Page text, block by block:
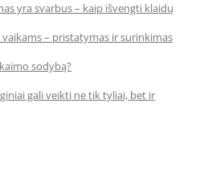
yra svarbus – kaip išvengti klaidų
– pristatymas ir surinkimas
sodybą?
gali veikti ne tik tyliai, bet ir